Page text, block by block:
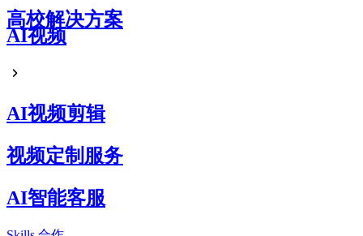
高校解决方案
AI视频
AI视频剪辑
视频定制服务
AI智能客服